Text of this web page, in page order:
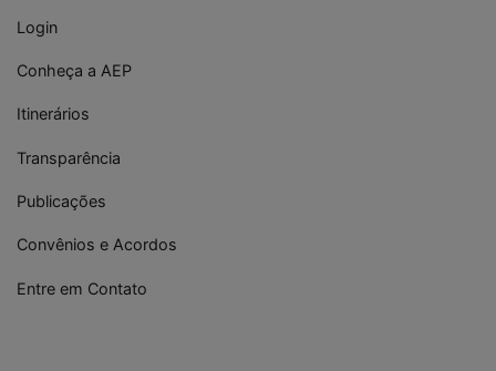
Login
Conheça a AEP
Itinerários
Transparência
Publicações
Convênios e Acordos
Entre em Contato